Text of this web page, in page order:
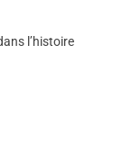
l’histoire